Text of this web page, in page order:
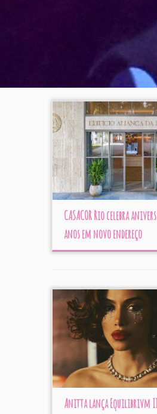
CASACOR Rio celebra
anos em novo endereço
Anitta lança Equilibrivm